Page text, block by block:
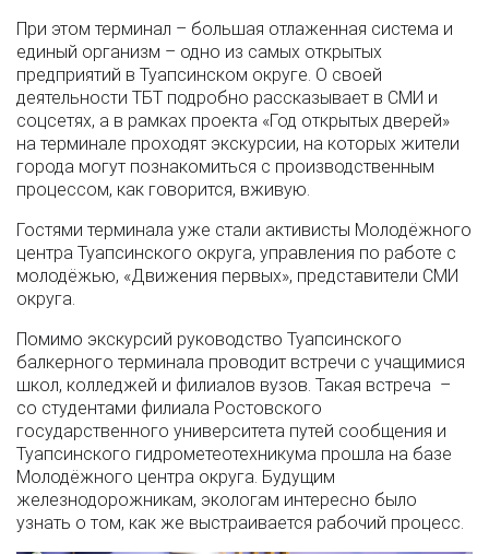
При этом терминал – большая отлаженная система и
единый организм – одно из самых открытых
предприятий в Туапсинском округе. О своей
деятельности ТБТ подробно рассказывает в СМИ и
соцсетях, а в рамках проекта «Год открытых дверей»
на терминале проходят экскурсии, на которых жители
города могут познакомиться с производственным
процессом, как говорится, вживую.
Гостями терминала уже стали активисты Молодёжного
центра Туапсинского округа, управления по работе с
молодёжью, «Движения первых», представители СМИ
округа.
Помимо экскурсий руководство Туапсинского
балкерного терминала проводит встречи с учащимися
школ, колледжей и филиалов вузов. Такая встреча –
со студентами филиала Ростовского
государственного университета путей сообщения и
Туапсинского гидрометеотехникума прошла на базе
Молодёжного центра округа. Будущим
железнодорожникам, экологам интересно было
узнать о том, как же выстраивается рабочий процесс.